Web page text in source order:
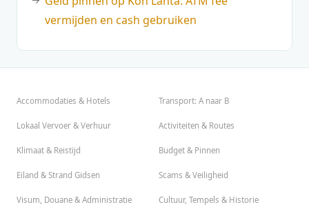
vermijden en cash gebruiken
Accommodaties & Hotels Transport: A naar B
Lokaal Vervoer & Verhuur Activiteiten & Routes
Klimaat & Reistijd Budget & Pinnen
Eiland & Strand Gidsen Scams & Veiligheid
Visum, Douane & Administratie Cultuur, Tempels & Historie